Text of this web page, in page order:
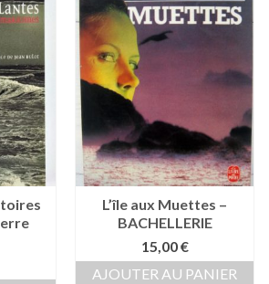
L’île aux Muettes –
BACHELLERIE
15,00€
AJOUTER AU PANIER